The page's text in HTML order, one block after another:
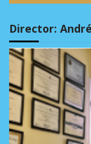
Director: